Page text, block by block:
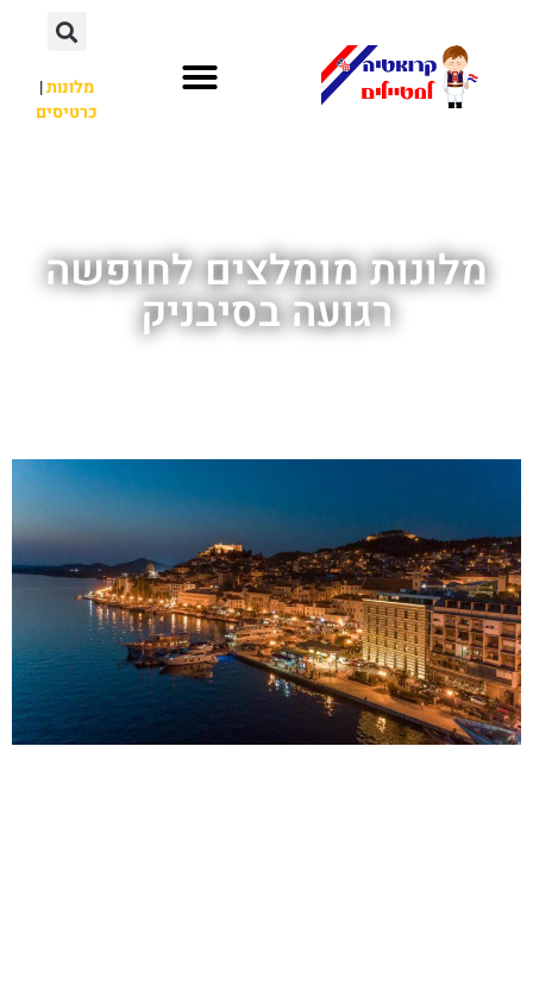
מלונות|
כרטיסים
מלונות מומלצים לחופשה
רגועה בסיבניק